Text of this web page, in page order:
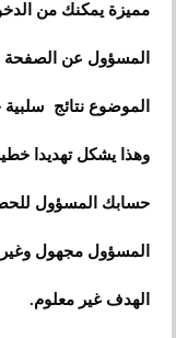
مميزة يمكنك من
المسؤول عن
الموضوع نتائج
وهذا يشكل تهديدا
حسابك المسؤول
المسؤول مجهول
الهدف غير معلوم.